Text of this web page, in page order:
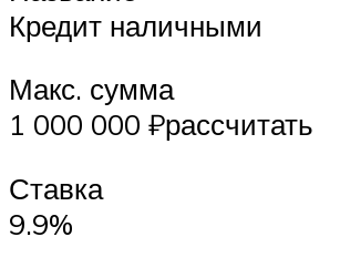
Кредит наличными
Макс. сумма
1 000 000 ₽рассчитать
Ставка
9.9%